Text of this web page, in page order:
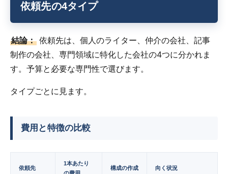
依頼先の4タイプ
結論： 依頼先は、個人のライター、仲介の会社、記事
制作の会社、専門領域に特化した会社の4つに分かれま
す。予算と必要な専門性で選びます。
タイプごとに見ます。
費用と特徴の比較
依頼先
1本あたり
構成の作成 向く状況